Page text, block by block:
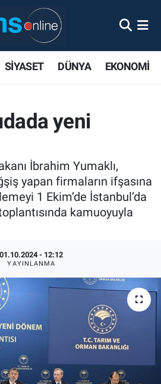
SİYASET DÜNYA EKONOMİ
yeni
İbrahim Yumaklı,
yapan firmaların ifşasına
1 Ekim’de İstanbul’da
kamuoyuyla
01.10.2024 - 12:12
YAYINLANMA